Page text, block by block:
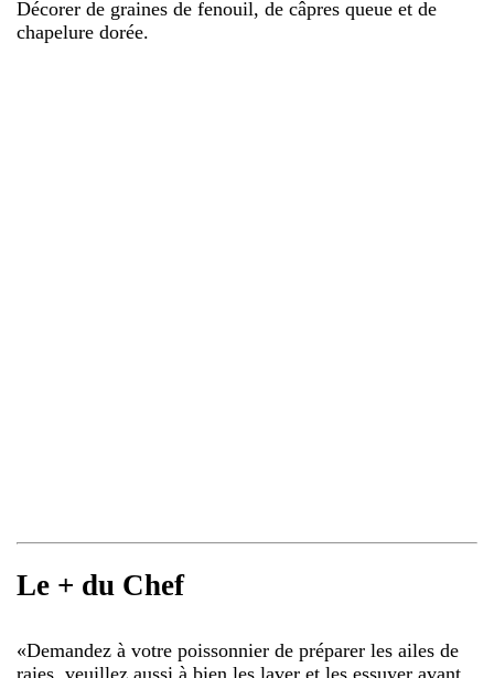
Décorer de graines de fenouil, de câpres queue et de
chapelure dorée.
Le + du Chef
«Demandez à votre poissonnier de préparer les ailes de
raies, veuillez aussi à bien les laver et les essuyer avant